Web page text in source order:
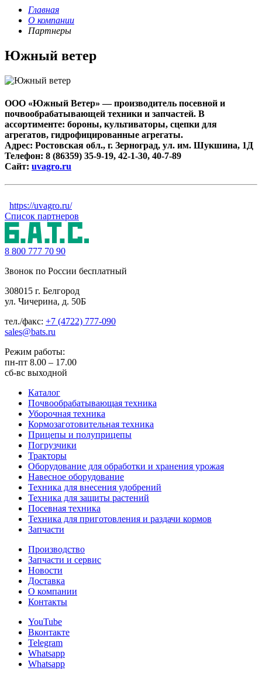
Главная
О компании
Партнеры
Южный ветер
ООО «Южный Ветер» — производитель посевной и
почвообрабатывающей техники и запчастей. В
ассортименте: бороны, культиваторы, сцепки для
агрегатов, гидрофицированные агрегаты.
Адрес: Ростовская обл., г. Зерноград, ул. им. Шукшина, 1Д
Телефон: 8 (86359) 35-9-19, 42-1-30, 40-7-89
Сайт: uvagro.ru
https://uvagro.ru/
Список партнеров
8 800 777 70 90
Звонок по России бесплатный
308015 г. Белгород
ул. Чичерина, д. 50Б
тел./факс: +7 (4722) 777-090
sales@bats.ru
Режим работы:
пн-пт 8.00 – 17.00
сб-вс выходной
Каталог
Почвообрабатывающая техника
Уборочная техника
Кормозаготовительная техника
Прицепы и полуприцепы
Погрузчики
Тракторы
Оборудование для обработки и хранения урожая
Навесное оборудование
Техника для внесения удобрений
Техника для защиты растений
Посевная техника
Техника для приготовления и раздачи кормов
Запчасти
Производство
Запчасти и сервис
Новости
Доставка
О компании
Контакты
YouTube
Вконтакте
Telegram
Whatsapp
Whatsapp